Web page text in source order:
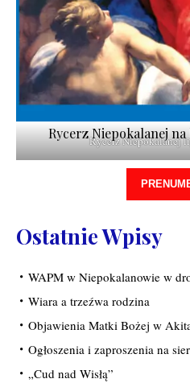
Rycerz Niepokalanej
Rycerz Niepokalanej
Ostatnie Wpisy
WAPM w Niepokalanowie w
Wiara a trzeźwa rodzina
Objawienia Matki Bożej w
Ogłoszenia i zaproszenia na
„Cud nad Wisłą”